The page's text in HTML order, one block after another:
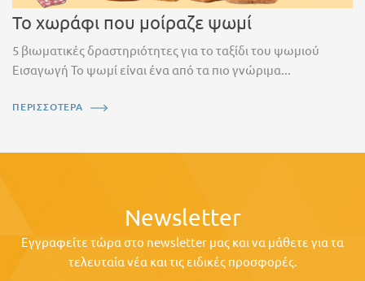
Το χωράφι που μοίραζε ψωμί
5 βιωματικές δραστηριότητες για το ταξίδι του ψωμιού
Εισαγωγή Το ψωμί είναι ένα από τα πιο γνώριμα...
ΠΕΡΙΣΣΟΤΕΡΑ
Newsletter
Εγγραφείτε τώρα στο newsletter μας και να μάθετε για τα
τελευταία νέα και τις ειδικές προσφορές.